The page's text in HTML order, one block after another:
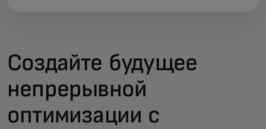
Создайте будущее
непрерывной
оптимизации с